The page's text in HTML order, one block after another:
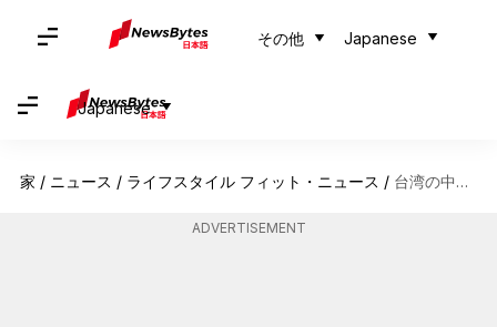
その他 Japanese
Japanese
家 / ニュース / ライフスタイル フィット・ニュース / 台湾の中央山脈で冒険を楽しむ
ADVERTISEMENT